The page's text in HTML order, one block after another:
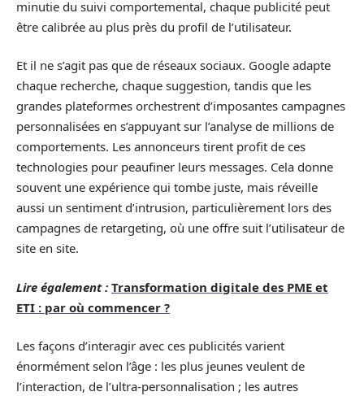
minutie du suivi comportemental, chaque publicité peut
être calibrée au plus près du profil de l’utilisateur.
Et il ne s’agit pas que de réseaux sociaux. Google adapte
chaque recherche, chaque suggestion, tandis que les
grandes plateformes orchestrent d’imposantes campagnes
personnalisées en s’appuyant sur l’analyse de millions de
comportements. Les annonceurs tirent profit de ces
technologies pour peaufiner leurs messages. Cela donne
souvent une expérience qui tombe juste, mais réveille
aussi un sentiment d’intrusion, particulièrement lors des
campagnes de retargeting, où une offre suit l’utilisateur de
site en site.
Lire également : Transformation digitale des PME et
ETI : par où commencer ?
Les façons d’interagir avec ces publicités varient
énormément selon l’âge : les plus jeunes veulent de
l’interaction, de l’ultra-personnalisation ; les autres